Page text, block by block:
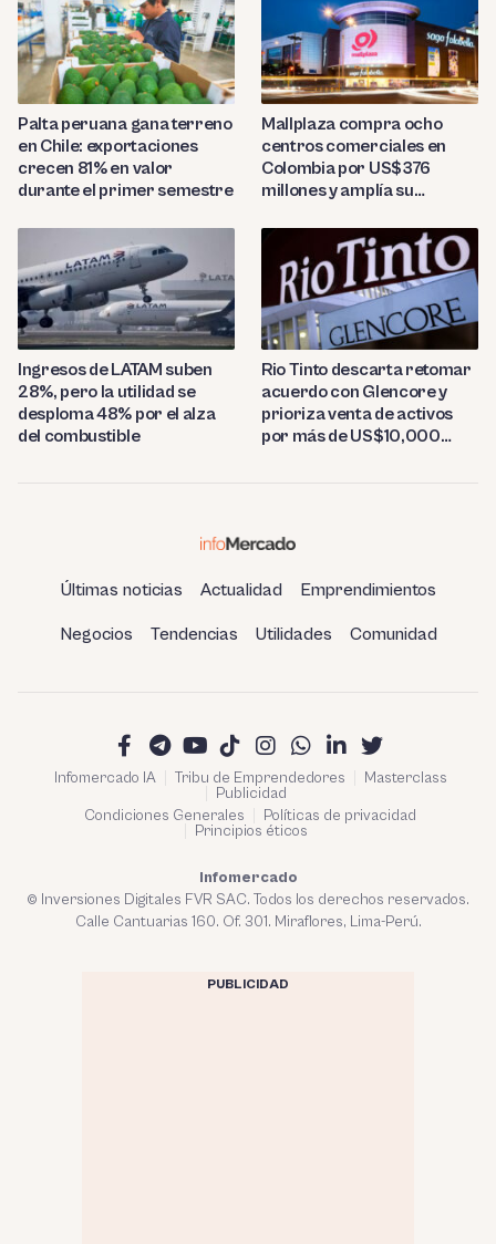
Palta peruana gana terreno
en Chile: exportaciones
crecen 81% en valor
durante el primer semestre
Mallplaza compra ocho
centros comerciales en
Colombia por US$376
millones y amplía su
Ingresos de LATAM suben
28%, pero la utilidad se
desploma 48% por el alza
del combustible
Rio Tinto descarta retomar
acuerdo con Glencore y
prioriza venta de activos
por más de US$10,000
Últimas noticias Actualidad Emprendimientos
Negocios Tendencias Utilidades Comunidad
Infomercado IA Tribu de Emprendedores
Masterclass
Publicidad
Condiciones Generales
Políticas de privacidad
Principios éticos
Infomercado
© Inversiones Digitales FVR SAC. Todos los derechos reservados.
Calle Cantuarias 160. Of. 301. Miraflores, Lima-Perú.
PUBLICIDAD